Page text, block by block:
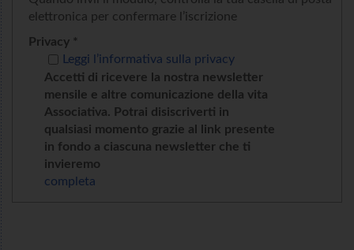
elettronica per confermare l’iscrizione
Privacy *
Accetti di ricevere la nostra newsletter
mensile e altre comunicazione della vita
Associativa. Potrai disiscriverti in
qualsiasi momento grazie al link presente
in fondo a ciascuna newsletter che ti
invieremo
Leggi l’informativa sulla privacy
completa